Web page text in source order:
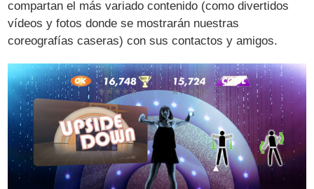
compartan el más variado contenido (como divertidos
vídeos y fotos donde se mostrarán nuestras
coreografías caseras) con sus contactos y amigos.